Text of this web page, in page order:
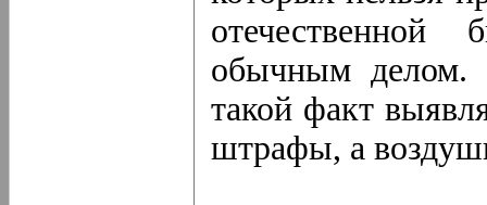
отечественной
обычным делом.
такой факт
штрафы, а